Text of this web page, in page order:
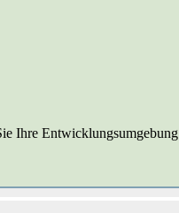
Ihre Entwicklungsumgebung